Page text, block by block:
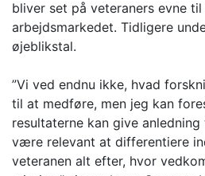
bliver set på veteraners evne
arbejdsmarkedet. Tidligere
øjeblikstal.
”Vi ved endnu ikke, hvad
til at medføre, men jeg kan
resultaterne kan give
være relevant at differentiere
veteranen alt efter, hvor